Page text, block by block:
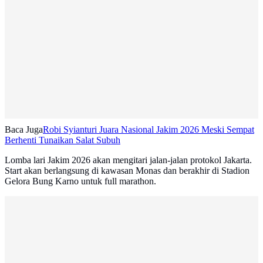
Baca JugaRobi Syianturi Juara Nasional Jakim 2026 Meski Sempat
Berhenti Tunaikan Salat Subuh
Lomba lari Jakim 2026 akan mengitari jalan-jalan protokol Jakarta.
Start akan berlangsung di kawasan Monas dan berakhir di Stadion
Gelora Bung Karno untuk full marathon.